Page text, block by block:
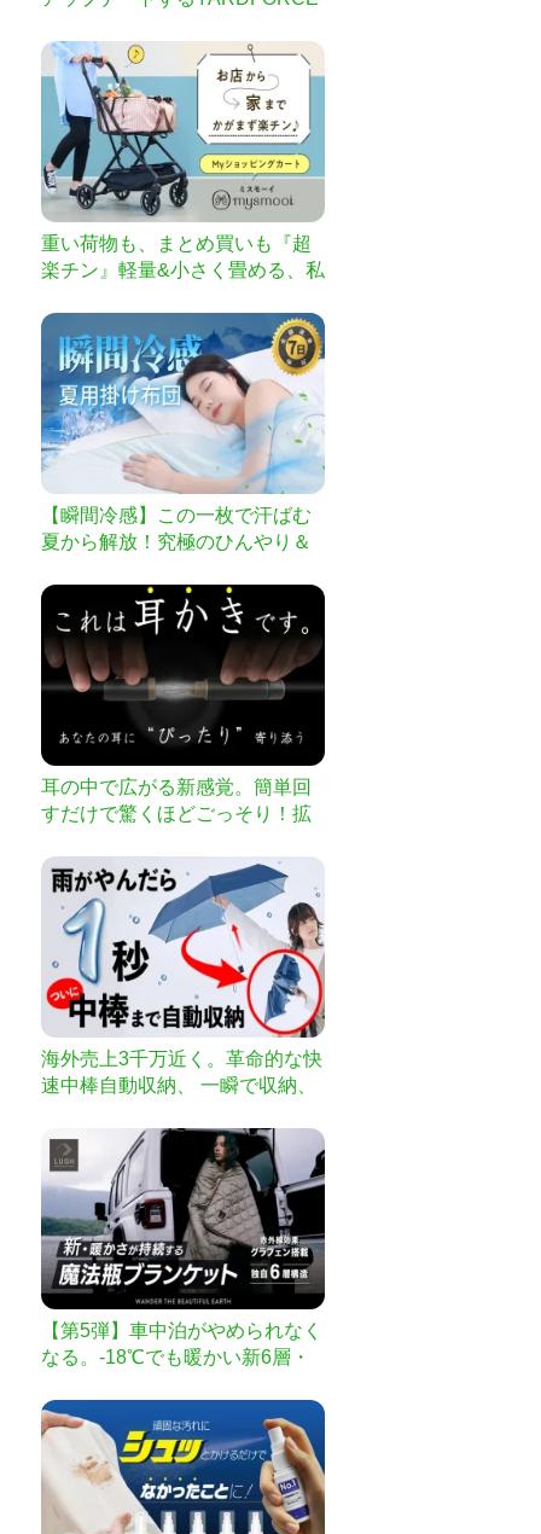
重い荷物も、まとめ買いも『超
楽チン』軽量&小さく畳める、私
【瞬間冷感】この一枚で汗ばむ
夏から解放！究極のひんやり＆
耳の中で広がる新感覚。簡単回
すだけで驚くほどごっそり！拡
海外売上3千万近く。革命的な快
速中棒自動収納、 一瞬で収納、
【第5弾】車中泊がやめられなく
なる。-18℃でも暖かい新6層・